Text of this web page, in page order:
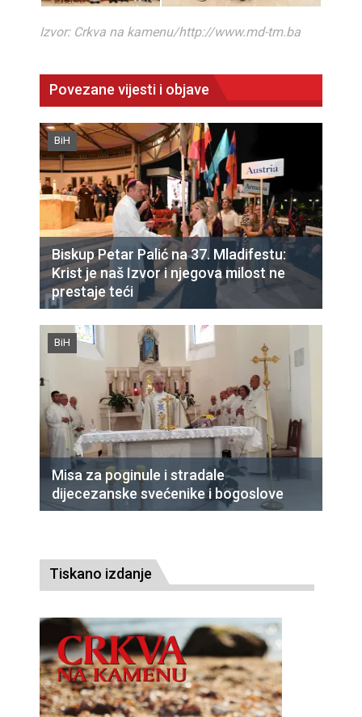
Izvor: Crkva na kamenu/http://www.md-tm.ba
Povezane vijesti i objave
BiH
Biskup Petar Palić na 37. Mladifestu:
Krist je naš Izvor i njegova milost ne
prestaje teći
BiH
Misa za poginule i stradale
dijecezanske svećenike i bogoslove
Tiskano izdanje